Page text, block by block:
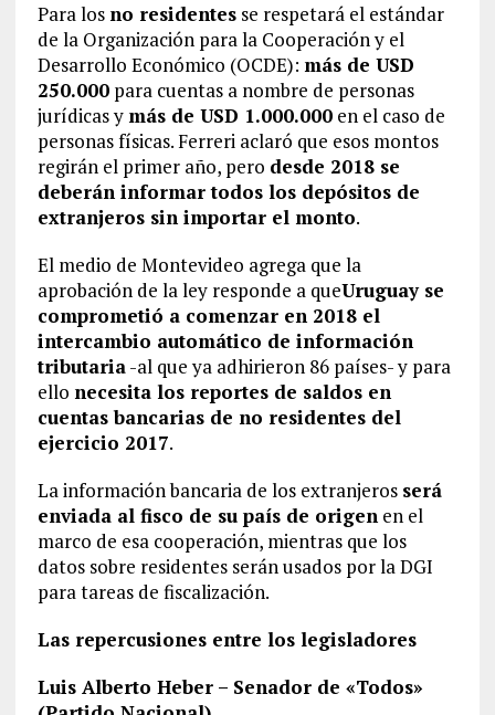
Para los no residentesse respetará el estándar
de la Organización para la Cooperación y el
Desarrollo Económico (OCDE): más de USD
250.000para cuentas a nombre de personas
jurídicas y más de USD 1.000.000en el caso de
personas físicas. Ferreri aclaró que esos montos
regirán el primer año, pero desde 2018 se
deberán informar todos los depósitos de
extranjeros sin importar el monto.
El medio de Montevideo agrega que la
aprobación de la ley responde a queUruguay se
comprometió a comenzar en 2018 el
intercambio automático de información
tributaria-al que ya adhirieron 86 países- y para
ello necesita los reportes de saldos en
cuentas bancarias de no residentes del
ejercicio 2017.
La información bancaria de los extranjeros será
enviada al fisco de su país de origenen el
marco de esa cooperación, mientras que los
datos sobre residentes serán usados por la DGI
para tareas de fiscalización.
Las repercusiones entre los legisladores
Luis Alberto Heber – Senador de «Todos»